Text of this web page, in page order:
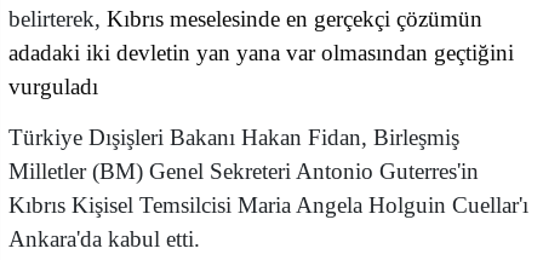
belirterek, Kıbrıs meselesinde en gerçekçi çözümün
adadaki iki devletin yan yana var olmasından geçtiğini
vurguladı
Türkiye Dışişleri Bakanı Hakan Fidan, Birleşmiş
Milletler (BM) Genel Sekreteri Antonio Guterres'in
Kıbrıs Kişisel Temsilcisi Maria Angela Holguin Cuellar'ı
Ankara'da kabul etti.